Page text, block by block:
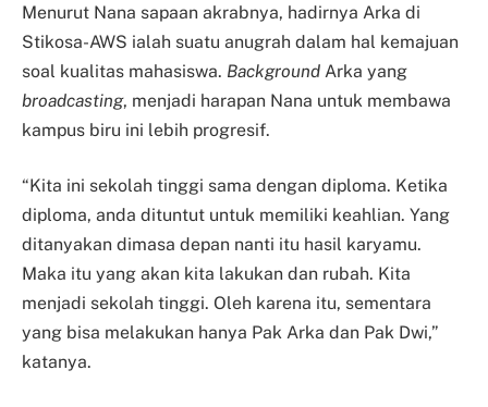
Menurut Nana sapaan akrabnya, hadirnya Arka di
Stikosa-AWS ialah suatu anugrah dalam hal kemajuan
soal kualitas mahasiswa. Background Arka yang
broadcasting, menjadi harapan Nana untuk membawa
kampus biru ini lebih progresif.
“Kita ini sekolah tinggi sama dengan diploma. Ketika
diploma, anda dituntut untuk memiliki keahlian. Yang
ditanyakan dimasa depan nanti itu hasil karyamu.
Maka itu yang akan kita lakukan dan rubah. Kita
menjadi sekolah tinggi. Oleh karena itu, sementara
yang bisa melakukan hanya Pak Arka dan Pak Dwi,”
katanya.